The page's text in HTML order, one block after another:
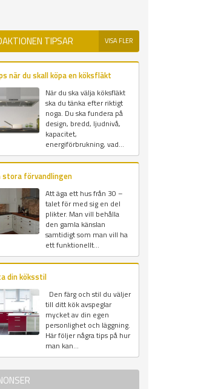
TIPSAR VISA FLER
när du skall köpa en köksfläkt
När du ska välja köksfläkt
ska du tänka efter riktigt
noga. Du ska fundera på
design, bredd, ljudnivå,
kapacitet,
energiförbrukning, vad...
stora förvandlingen
Att äga ett hus från 30 –
talet för med sig en del
plikter. Man vill behålla
den gamla känslan
samtidigt som man vill ha
ett funktionellt...
din köksstil
Den färg och stil du väljer
till ditt kök avspeglar
mycket av din egen
personlighet och läggning.
Här följer några tips på hur
man kan...